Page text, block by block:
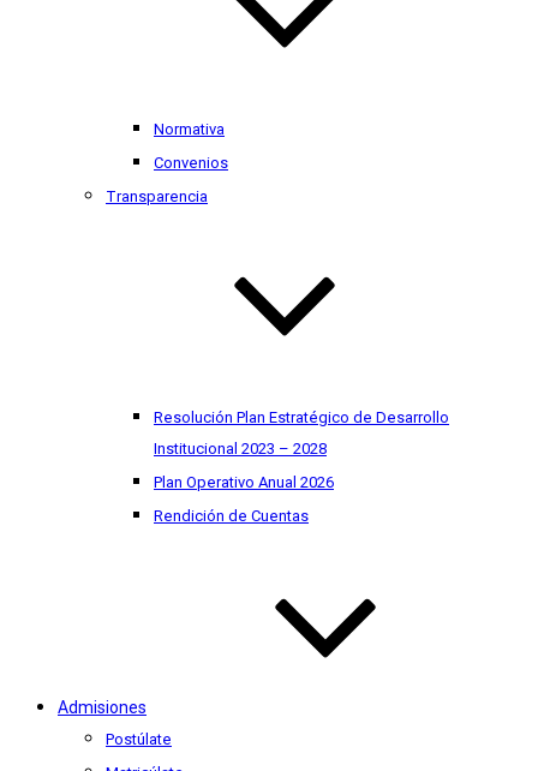
Normativa
Convenios
Transparencia
Resolución Plan Estratégico de Desarrollo
Institucional 2023 – 2028
Plan Operativo Anual 2026
Rendición de Cuentas
Admisiones
Postúlate